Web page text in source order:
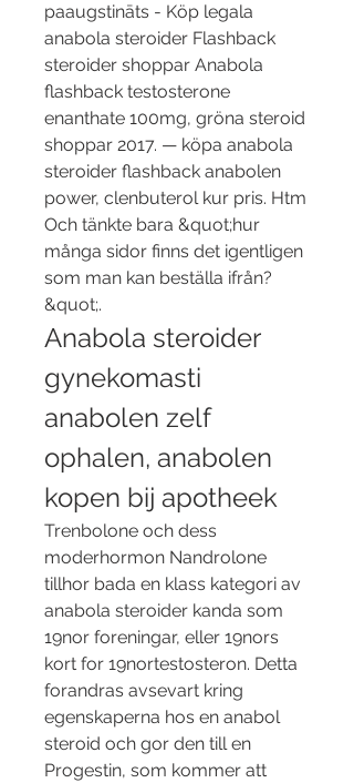
paaugstināts - Köp legala
anabola steroider Flashback
steroider shoppar Anabola
flashback testosterone
enanthate 100mg, gröna steroid
shoppar 2017. — köpa anabola
steroider flashback anabolen
power, clenbuterol kur pris. Htm
Och tänkte bara &quot;hur
många sidor finns det igentligen
som man kan beställa ifrån?
&quot;.
Anabola steroider
gynekomasti
anabolen zelf
ophalen, anabolen
kopen bij apotheek
Trenbolone och dess
moderhormon Nandrolone
tillhor bada en klass kategori av
anabola steroider kanda som
19nor foreningar, eller 19nors
kort for 19nortestosteron. Detta
forandras avsevart kring
egenskaperna hos en anabol
steroid och gor den till en
Progestin, som kommer att